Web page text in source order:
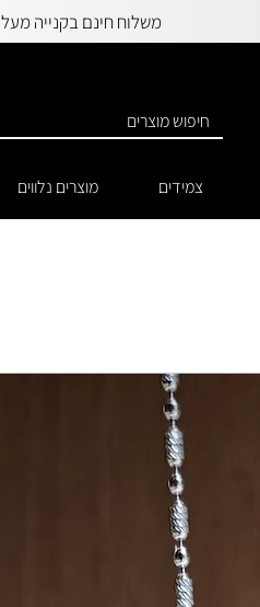
משלוח חינם בקנייה מעל 450 ש"ח
צמידים מוצרים נלווים